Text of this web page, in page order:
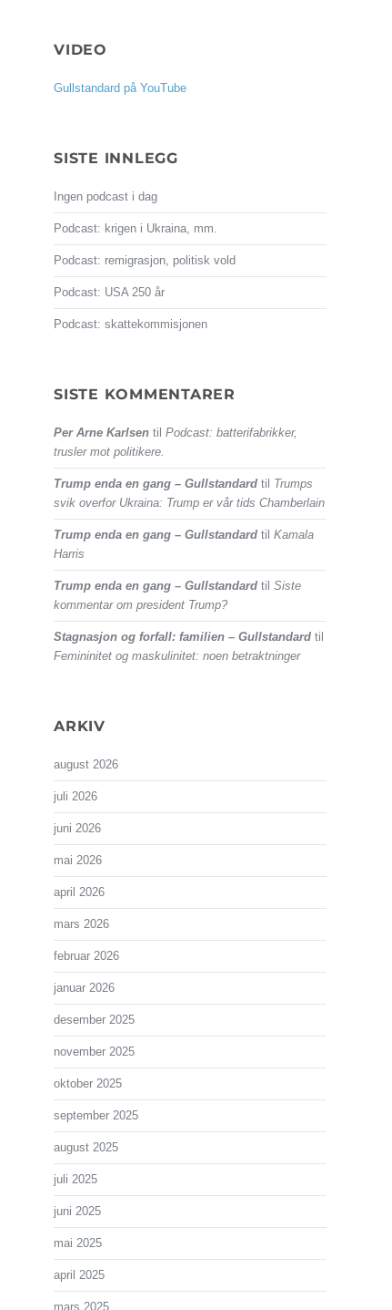
VIDEO
Gullstandard på YouTube
SISTE INNLEGG
Ingen podcast i dag
Podcast: krigen i Ukraina, mm.
Podcast: remigrasjon, politisk vold
Podcast: USA 250 år
Podcast: skattekommisjonen
SISTE KOMMENTARER
Per Arne Karlsen til Podcast: batterifabrikker,
trusler mot politikere.
Trump enda en gang – Gullstandard til Trumps
svik overfor Ukraina: Trump er vår tids Chamberlain
Trump enda en gang – Gullstandard til Kamala
Harris
Trump enda en gang – Gullstandard til Siste
kommentar om president Trump?
Stagnasjon og forfall: familien – Gullstandard til
Femininitet og maskulinitet: noen betraktninger
ARKIV
august 2026
juli 2026
juni 2026
mai 2026
april 2026
mars 2026
februar 2026
januar 2026
desember 2025
november 2025
oktober 2025
september 2025
august 2025
juli 2025
juni 2025
mai 2025
april 2025
mars 2025